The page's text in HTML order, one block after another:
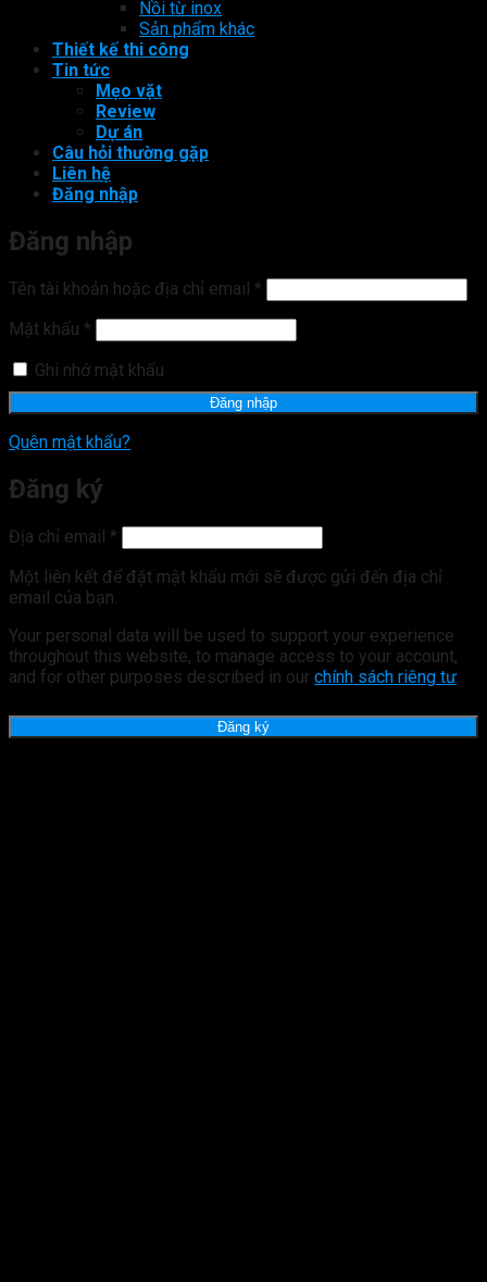
Nồi từ inox
Sản phẩm khác
Thiết kế thi công
Tin tức
Mẹo vặt
Review
Dự án
Câu hỏi thường gặp
Liên hệ
Đăng nhập
Đăng nhập
Tên tài khoản hoặc địa chỉ email *
buộc
Mật khẩu *
buộc
Ghi nhớ mật khẩu
Đăng nhập
Quên mật khẩu?
Đăng ký
Địa chỉ email *
buộc
Một liên kết để đặt mật khẩu mới sẽ được gửi đến địa chỉ
email của bạn.
Your personal data will be used to support your experience
throughout this website, to manage access to your account,
and for other purposes described in our chính sách riêng tư.
Đăng ký